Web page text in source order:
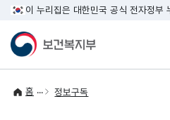
이 누리집은 대한민국 공식 전자정부
홈 정보구독